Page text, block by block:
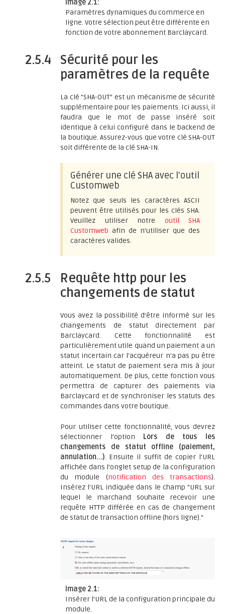
Image 2.1:
Paramètres dynamiques du commerce en
ligne. Votre sélection peut être différente en
fonction de votre abonnement Barclaycard.
2.5.4
Sécurité pour les
paramètres de la requête
La clé "SHA-OUT" est un mécanisme de sécurité
supplémentaire pour les paiements. Ici aussi, il
faudra que le mot de passe inséré soit
identique à celui configuré dans le backend de
la boutique. Assurez-vous que votre clé SHA-OUT
soit différente de la clé SHA-IN.
Générer une clé SHA avec l'outil
Customweb
Notez que seuls les caractères ASCII
peuvent être utilisés pour les clés SHA.
Veuillez utiliser notre outil SHA
Customweb afin de n'utiliser que des
caractères valides.
2.5.5
Requête http pour les
changements de statut
Vous avez la possibilité d'être informé sur les
changements de statut directement par
Barclaycard. Cette fonctionnalité est
particulièrement utile quand un paiement a un
statut incertain car l'acquéreur n'a pas pu être
atteint. Le statut de paiement sera mis à jour
automatiquement. De plus, cette fonction vous
permettra de capturer des paiements via
Barclaycard et de synchroniser les statuts des
commandes dans votre boutique.
Pour utiliser cette fonctionnalité, vous devrez
sélectionner l'option
Lors de tous les
changements de statut offline (paiement,
annulation...). Ensuite il suffit de copier l'URL
affichée dans l'onglet setup de la configuration
du module (notification des transactions).
Insérez l'URL indiquée dans le champ "URL sur
lequel le marchand souhaite recevoir une
requête HTTP différée en cas de changement
de statut de transaction offline (hors ligne)."
Image 2.1:
Insérer l'URL de la configuration principale du
module.